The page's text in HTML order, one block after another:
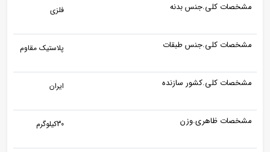
مشخصات کلی.جنس بدنه فلزی
مشخصات کلی.جنس طبقات پلاستیک مقاوم
مشخصات کلی.کشور سازنده ایران
مشخصات ظاهری.وزن 30کیلوگرم